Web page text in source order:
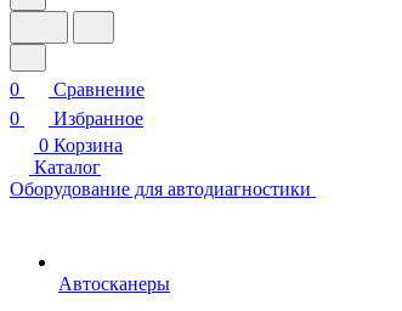
0
Сравнение
0
Избранное
0 Корзина
Каталог
Оборудование для автодиагностики
Автосканеры